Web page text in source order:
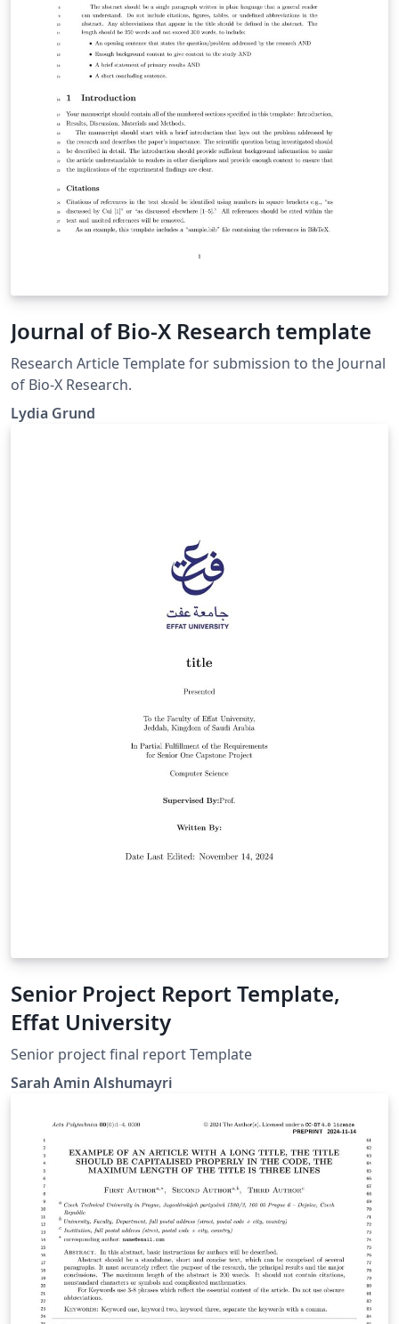
Journal of Bio-X Research template
Research Article Template for submission to the Journal
of Bio-X Research.
Lydia Grund
Senior Project Report Template,
Effat University
Senior project final report Template
Sarah Amin Alshumayri